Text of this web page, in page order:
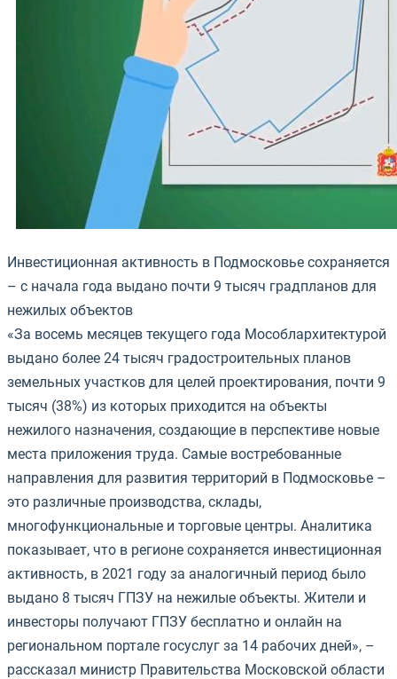
Инвестиционная активность в Подмосковье сохраняется
– с начала года выдано почти 9 тысяч градпланов для
нежилых объектов
«За восемь месяцев текущего года Мособлархитектурой
выдано более 24 тысяч градостроительных планов
земельных участков для целей проектирования, почти 9
тысяч (38%) из которых приходится на объекты
нежилого назначения, создающие в перспективе новые
места приложения труда. Самые востребованные
направления для развития территорий в Подмосковье –
это различные производства, склады,
многофункциональные и торговые центры. Аналитика
показывает, что в регионе сохраняется инвестиционная
активность, в 2021 году за аналогичный период было
выдано 8 тысяч ГПЗУ на нежилые объекты. Жители и
инвесторы получают ГПЗУ бесплатно и онлайн на
региональном портале госуслуг за 14 рабочих дней», –
рассказал министр Правительства Московской области